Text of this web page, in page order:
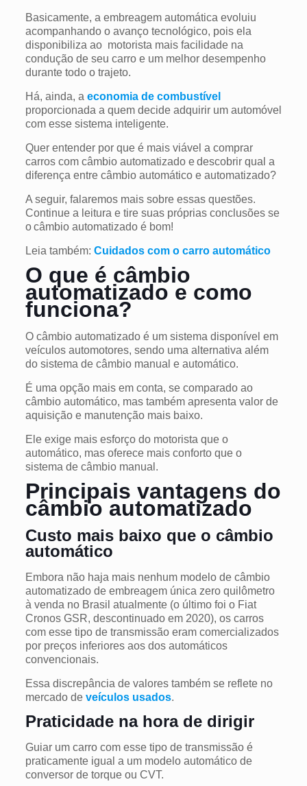
Basicamente, a embreagem automática evoluiu
acompanhando o avanço tecnológico, pois ela
disponibiliza ao motorista mais facilidade na
condução de seu carro e um melhor desempenho
durante todo o trajeto.
Há, ainda, a economia de combustível
proporcionada a quem decide adquirir um automóvel
com esse sistema inteligente.
Quer entender por que é mais viável a comprar
carros com câmbio automatizado e descobrir qual a
diferença entre câmbio automático e automatizado?
A seguir, falaremos mais sobre essas questões.
Continue a leitura e tire suas próprias conclusões se
o câmbio automatizado é bom!
Leia também: Cuidados com o carro automático
O que é câmbio
automatizado e como
funciona?
O câmbio automatizado é um sistema disponível em
veículos automotores, sendo uma alternativa além
do sistema de câmbio manual e automático.
É uma opção mais em conta, se comparado ao
câmbio automático, mas também apresenta valor de
aquisição e manutenção mais baixo.
Ele exige mais esforço do motorista que o
automático, mas oferece mais conforto que o
sistema de câmbio manual.
Principais vantagens do
câmbio automatizado
Custo mais baixo que o câmbio
automático
Embora não haja mais nenhum modelo de câmbio
automatizado de embreagem única zero quilômetro
à venda no Brasil atualmente (o último foi o Fiat
Cronos GSR, descontinuado em 2020), os carros
com esse tipo de transmissão eram comercializados
por preços inferiores aos dos automáticos
convencionais.
Essa discrepância de valores também se reflete no
mercado de veículos usados.
Praticidade na hora de dirigir
Guiar um carro com esse tipo de transmissão é
praticamente igual a um modelo automático de
conversor de torque ou CVT.